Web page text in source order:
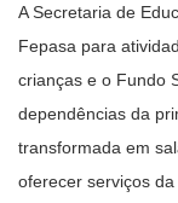
A Secretaria de
Fepasa para
crianças e o Fundo
dependências da
transformada em
oferecer serviços